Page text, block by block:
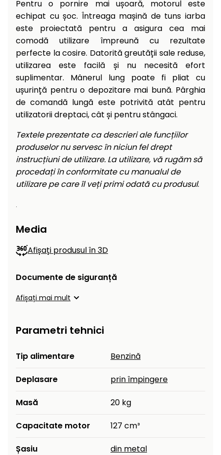
Pentru o pornire mai ușoară, motorul este
echipat cu șoc. Întreaga mașină de tuns iarba
este proiectată pentru a asigura cea mai
comodă utilizare împreună cu rezultate
perfecte la cosire. Datorită greutății sale reduse,
utilizarea este facilă și nu necesită efort
suplimentar. Mânerul lung poate fi pliat cu
ușurință pentru o depozitare mai bună. Pârghia
de comandă lungă este potrivită atât pentru
utilizatorii dreptaci, cât și pentru stângaci.
Textele prezentate ca descrieri ale funcțiilor
produselor nu servesc în niciun fel drept
instrucțiuni de utilizare. La utilizare, vă rugăm să
procedați în conformitate cu manualul de
utilizare pe care îl veți primi odată cu produsul.
.
Media
Afișați produsul în 3D
Documente de siguranță
Afișați mai mult
Parametri tehnici
Tip alimentare Benzină
Deplasare prin împingere
Masă 20 kg
Capacitate motor 127 cm³
Șasiu din metal